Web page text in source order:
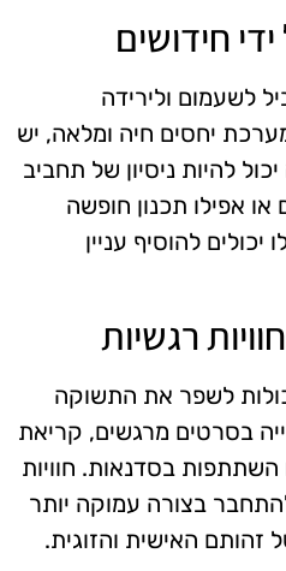
חידושים
לשעמום ולירידה
יחסים חיה ומלאה, יש
להיות ניסיון של תחביב
אפילו תכנון חופשה
להוסיף עניין
רגשיות
לשפר את התשוקה
בסרטים מרגשים, קריאת
בסדנאות. חוויות
בצורה עמוקה יותר
זהותם האישית והזוגית.